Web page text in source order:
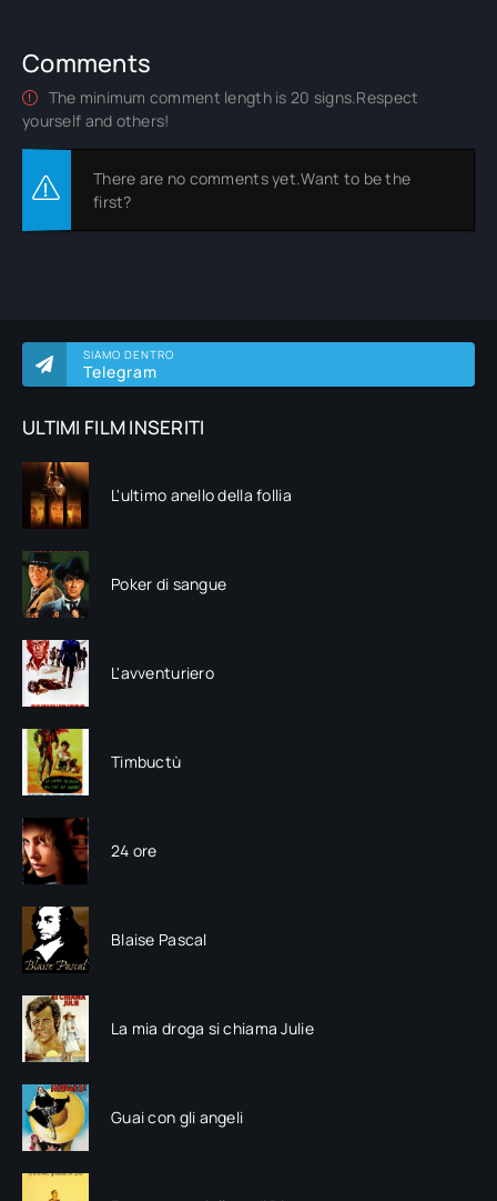
SIAMO DENTRO
Telegram
ULTIMI FILM INSERITI
L'ultimo anello della follia
Poker di sangue
L'avventuriero
Timbuctù
24 ore
Blaise Pascal
La mia droga si chiama Julie
Guai con gli angeli
Comments
The minimum comment length is 20 signs.Respect
yourself and others!
There are no comments yet.Want to be the
first?